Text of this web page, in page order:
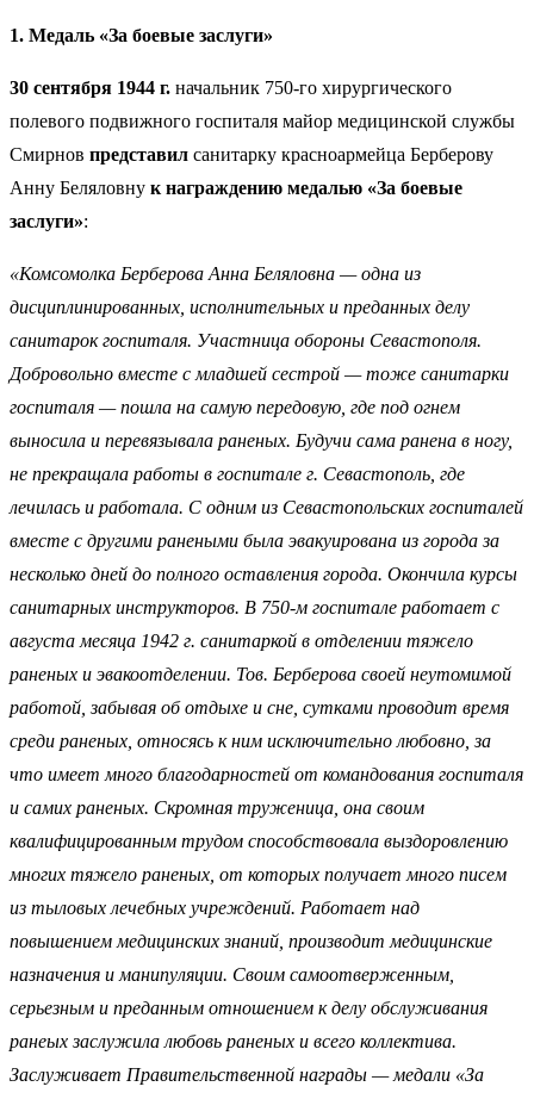
1. Медаль «За боевые заслуги»
30 сентября 1944 г. начальник 750-го хирургического
полевого подвижного госпиталя майор медицинской службы
Смирнов представил санитарку красноармейца Берберову
Анну Беляловну к награждению медалью «За боевые
заслуги»:
«Комсомолка Берберова Анна Беляловна — одна из
дисциплинированных, исполнительных и преданных делу
санитарок госпиталя. Участница обороны Севастополя.
Добровольно вместе с младшей сестрой — тоже санитарки
госпиталя — пошла на самую передовую, где под огнем
выносила и перевязывала раненых. Будучи сама ранена в ногу,
не прекращала работы в госпитале г. Севастополь, где
лечилась и работала. С одним из Севастопольских госпиталей
вместе с другими ранеными была эвакуирована из города за
несколько дней до полного оставления города. Окончила курсы
санитарных инструкторов. В 750-м госпитале работает с
августа месяца 1942 г. санитаркой в отделении тяжело
раненых и эвакоотделении. Тов. Берберова своей неутомимой
работой, забывая об отдыхе и сне, сутками проводит время
среди раненых, относясь к ним исключительно любовно, за
что имеет много благодарностей от командования госпиталя
и самих раненых. Скромная труженица, она своим
квалифицированным трудом способствовала выздоровлению
многих тяжело раненых, от которых получает много писем
из тыловых лечебных учреждений. Работает над
повышением медицинских знаний, производит медицинские
назначения и манипуляции. Своим самоотверженным,
серьезным и преданным отношением к делу обслуживания
ранеых заслужила любовь раненых и всего коллектива.
Заслуживает Правительственной награды — медали «За